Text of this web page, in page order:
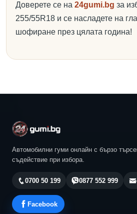
Доверете се на 24gumi.bg за
255/55R18 и се насладете на
шофиране през цялата година!
Автомобилни гуми онлайн с бързо
съдействие при избора.
0700 50 199 0877 552 999
Facebook